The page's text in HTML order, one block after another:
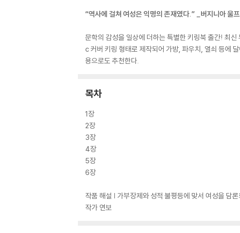
“역사에 걸쳐 여성은 익명의 존재였다.” _버지니아 울프
문학의 감성을 일상에 더하는 특별한 키링북 출간! 최
c 커버 키링 형태로 제작되어 가방, 파우치, 열쇠 등에
용으로도 추천한다.
목차
1장
2장
3장
4장
5장
6장
작품 해설 | 가부장제와 성적 불평등에 맞서 여성을 담
작가 연보